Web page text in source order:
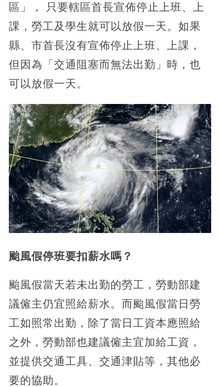
區」， 只要轄區首長宣佈停止上班、上
課，勞工及學生就可以放假一天。如果
縣、市首長沒有宣佈停止上班、上課，
但因為「交通阻塞而無法出勤」時，也
可以放假一天。
颱風假停班要扣薪水嗎？
颱風假當天若未出勤的勞工，勞動部建
議僱主仍宜照給薪水。而颱風假當日勞
工如照常出勤，除了當日工資本應照給
之外，勞動部也建議僱主宜加給工資，
並提供交通工具、交通津貼等，其他必
要的協助。